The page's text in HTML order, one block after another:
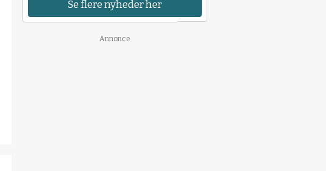
Se flere nyheder her
Annonce